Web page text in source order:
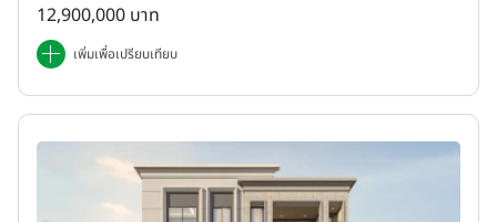
12,900,000 บาท
เพิ่มเพื่อเปรียบเทียบ